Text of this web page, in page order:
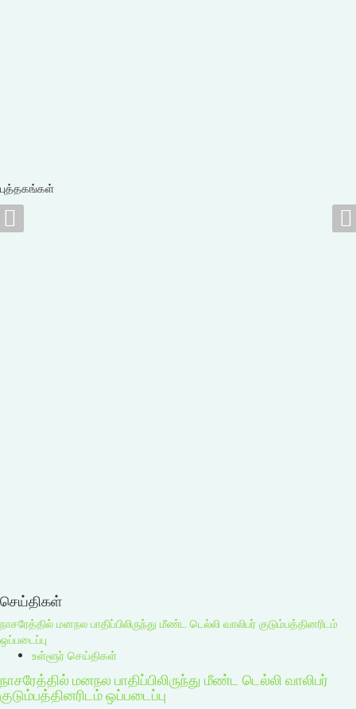
புத்தகங்கள்
செய்திகள்
நாசரேத்தில் மனநல பாதிப்பிலிருந்து மீண்ட டெல்லி வாலிபர் குடும்பத்தினரிடம்
ஒப்படைப்பு
உள்ளூர் செய்திகள்
நாசரேத்தில் மனநல பாதிப்பிலிருந்து மீண்ட டெல்லி வாலிபர்
குடும்பத்தினரிடம் ஒப்படைப்பு